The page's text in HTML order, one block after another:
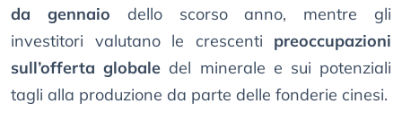
da gennaio dello scorso anno, mentre gli
investitori valutano le crescenti preoccupazioni
sull’offerta globale del minerale e sui potenziali
tagli alla produzione da parte delle fonderie cinesi.